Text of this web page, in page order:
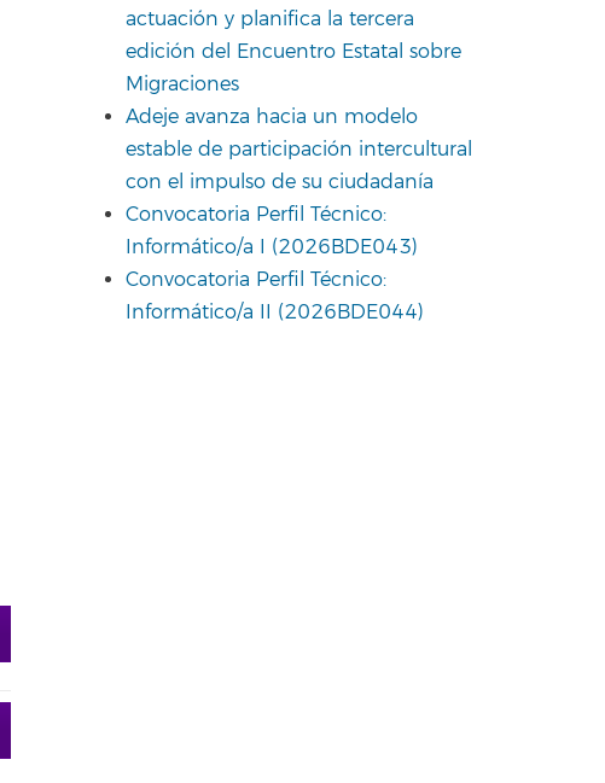
actuación y planifica la tercera
edición del Encuentro Estatal sobre
Migraciones
Adeje avanza hacia un modelo
estable de participación intercultural
con el impulso de su ciudadanía
Convocatoria Perfil Técnico:
Informático/a I (2026BDE043)
Convocatoria Perfil Técnico:
Informático/a II (2026BDE044)